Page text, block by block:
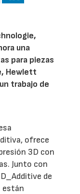
una
para piezas
Hewlett
trabajo de
ofrece
3D con
Junto con
de
están